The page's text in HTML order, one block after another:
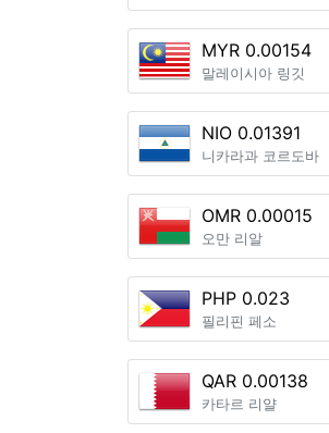
MYR 0.00154
말레이시아 링깃
NIO 0.01391
니카라과 코르도바
OMR 0.00015
오만 리알
PHP 0.023
필리핀 페소
QAR 0.00138
카타르 리얄